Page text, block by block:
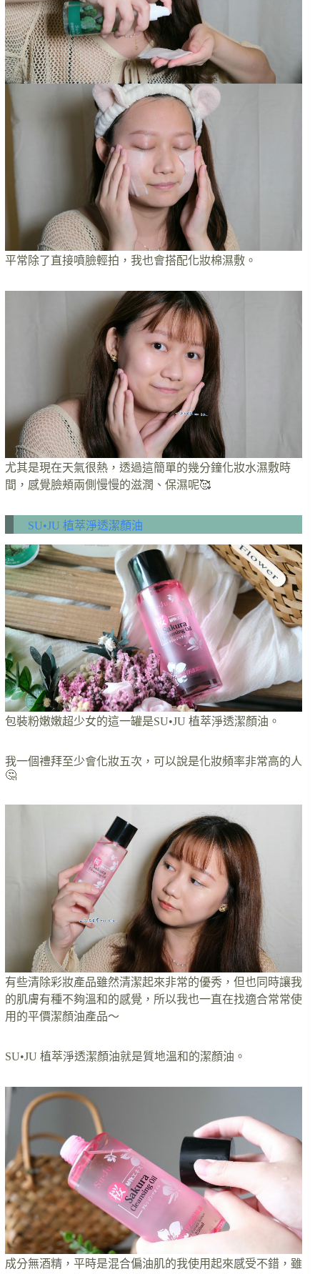
平常除了直接噴臉輕拍，我也會搭配化妝棉濕敷。
尤其是現在天氣很熱，透過這簡單的幾分鐘化妝水濕敷時
間，感覺臉頰兩側慢慢的滋潤、保濕呢🥰
SU•JU 植萃淨透潔顏油
包裝粉嫩嫩超少女的這一罐是SU•JU 植萃淨透潔顏油。
我一個禮拜至少會化妝五次，可以說是化妝頻率非常高的人
🤔
有些清除彩妝產品雖然清潔起來非常的優秀，但也同時讓我
的肌膚有種不夠溫和的感覺，所以我也一直在找適合常常使
用的平價潔顏油產品～
SU•JU 植萃淨透潔顏油就是質地溫和的潔顏油。
成分無酒精，平時是混合偏油肌的我使用起來感受不錯，雖